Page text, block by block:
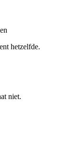
hetzelfde.
niet.